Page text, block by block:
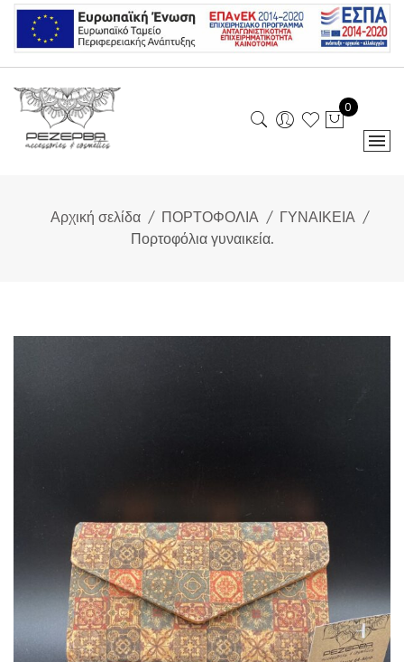
Skip
content
0
Αρχική σελίδα ΠΟΡΤΟΦΟΛΙΑ
ΓΥΝΑΙΚΕΙΑ
Πορτοφόλια γυναικεία.